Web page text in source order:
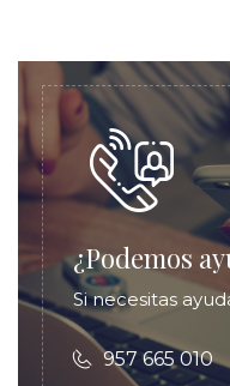
¿Podemos
Si necesitas
957 665 010